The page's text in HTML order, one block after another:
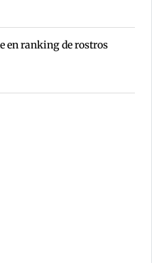
en ranking de rostros